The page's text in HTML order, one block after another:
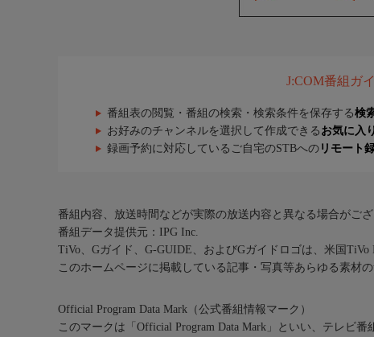
J:COM番組ガ
番組表の閲覧・番組の検索・検索条件を保存する検
お好みのチャンネルを選択して作成できる お気に入
録画予約に対応しているご自宅のSTBへの リモート
番組内容、放送時間などが実際の放送内容と異なる場合がござ
番組データ提供元：IPG Inc.
TiVo、Gガイド、G-GUIDE、およびGガイドロゴは、米国
このホームページに掲載している記事・写真等あらゆる素材
Official Program Data Mark（公式番組情報マーク）
このマークは「Official Program Data Mark」といい、テレビ番